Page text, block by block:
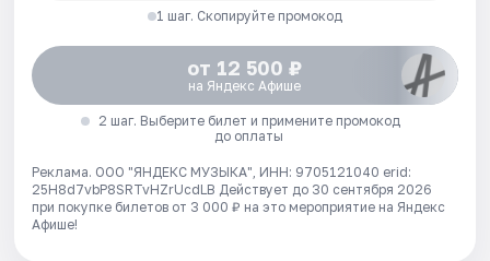
1 шаг. Скопируйте промокод
от 12 500 ₽
на Яндекс Афише
2 шаг. Выберите билет и примените промокод
до оплаты
Реклама. ООО "ЯНДЕКС МУЗЫКА", ИНН: 9705121040 erid:
25H8d7vbP8SRTvHZrUcdLB Действует до 30 сентября 2026
при покупке билетов от 3 000 ₽ на это мероприятие на Яндекс
Афише!